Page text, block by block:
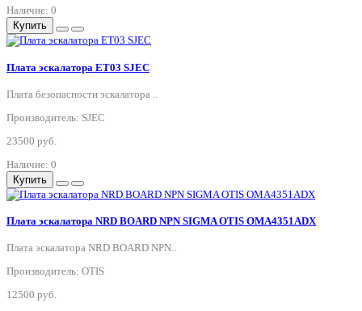
Наличие: 0
Купить
Плата эскалатора ET03 SJEC
Плата безопасности эскалатора ..
Производитель: SJEC
23500 руб.
Наличие: 0
Купить
Плата эскалатора NRD BOARD NPN SIGMA OTIS OMA4351ADX
Плата эскалатора NRD BOARD NPN..
Производитель: OTIS
12500 руб.